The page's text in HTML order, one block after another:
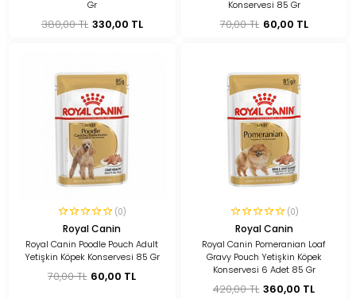
Gr
380,00 TL 330,00 TL
Konservesi 85 Gr
70,00 TL 60,00 TL
(0)
Royal Canin
Royal Canin Poodle Pouch Adult
Yetişkin Köpek Konservesi 85 Gr
70,00 TL 60,00 TL
(0)
Royal Canin
Royal Canin Pomeranian Loaf
Gravy Pouch Yetişkin Köpek
Konservesi 6 Adet 85 Gr
420,00 TL 360,00 TL